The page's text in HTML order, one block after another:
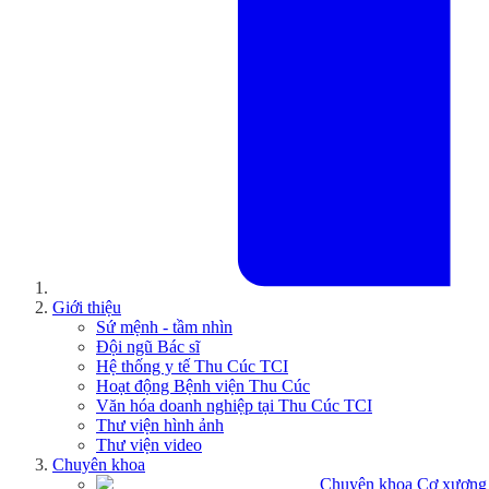
Giới thiệu
Sứ mệnh - tầm nhìn
Đội ngũ Bác sĩ
Hệ thống y tế Thu Cúc TCI
Hoạt động Bệnh viện Thu Cúc
Văn hóa doanh nghiệp tại Thu Cúc TCI
Thư viện hình ảnh
Thư viện video
Chuyên khoa
Chuyên khoa Cơ